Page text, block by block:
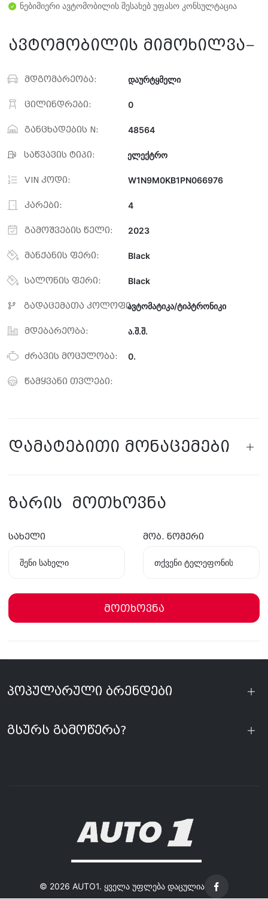
ნებიმიერი ავტომობილის შესახებ უფასო კონსულტაცია
ავტომობილის მიმოხილვა
მდგომარეობა: დაურტყმელი
ცილინდრები: 0
განცხადების N: 48564
საწვავის ტიპი: ელექტრო
VIN კოდი: W1N9M0KB1PN066976
კარები: 4
გამოშვების წელი: 2023
მანქანის ფერი: Black
სალონის ფერი: Black
გადაცემათა კოლოფი:ავტომატიკა/ტიპტრონიკი
მდებარეობა: ა.შ.შ.
ძრავის მოცულობა: 0.
წამყვანი თვლები:
დამატებითი მონაცემები
ზარის მოთხოვნა
სახელი მობ. ნომერი
მოთხოვნა
პოპულარული ბრენდები
გსურს გამოწერა?
© 2026 AUTO1. ყველა უფლება დაცულია